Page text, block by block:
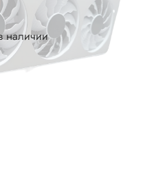
наличии